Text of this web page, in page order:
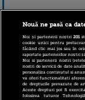
Nouă ne pasă ca
Noi și partenerii noștri201
cookie unici pentru
făcând clic mai jos sau în
raportate partenerilor noștri
Noi si partenerii nostri
nostri de servicii de date
personaliza continutul si
va oferi functionalitati
de drepturile prevazute de
Aceste drepturi pot fi
folosirea tuturor